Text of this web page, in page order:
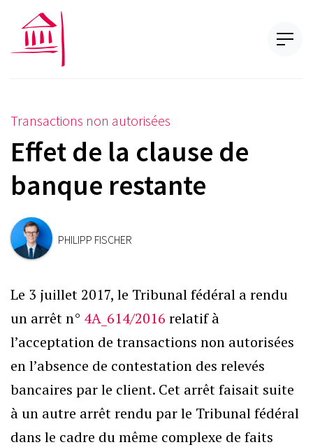
Transactions non autorisées
Effet de la clause de
banque restante
PHILIPP FISCHER
Le 3 juillet 2017, le Tribunal fédéral a rendu
un arrêt n° 4A_614/2016 relatif à
l’acceptation de transactions non autorisées
en l’absence de contestation des relevés
bancaires par le client. Cet arrêt faisait suite
à un autre arrêt rendu par le Tribunal fédéral
dans le cadre du même complexe de faits